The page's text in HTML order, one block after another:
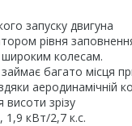
запуску двигуна
рівня
широким колесам.
багато місця
аеродинамічній
зрізу
1,9 кВт/2,7 к.с.